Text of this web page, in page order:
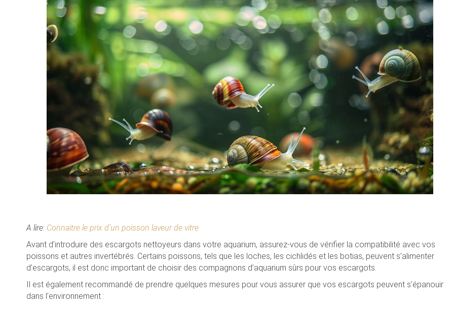
A lire: Connaitre le prix d’un poisson laveur de vitre
Avant d’introduire des escargots nettoyeurs dans votre aquarium, assurez-vous de vérifier la compatibilité avec vos
poissons et autres invertébrés. Certains poissons, tels que les loches, les cichlidés et les botias, peuvent s’alimenter
d’escargots, il est donc important de choisir des compagnons d’aquarium sûrs pour vos escargots.
Il est également recommandé de prendre quelques mesures pour vous assurer que vos escargots peuvent s’épanouir
dans l’environnement :